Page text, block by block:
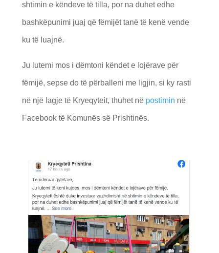
shtimin e këndeve të tilla, por na duhet edhe
bashkëpunimi juaj që fëmijët tanë të kenë vende
ku të luajnë.
Ju lutemi mos i dëmtoni këndet e lojërave për
fëmijë, sepse do të përballeni me ligjin, si ky rasti
në një lagje të Kryeqyteit, thuhet në postimin në
Facebook të Komunës së Prishtinës.